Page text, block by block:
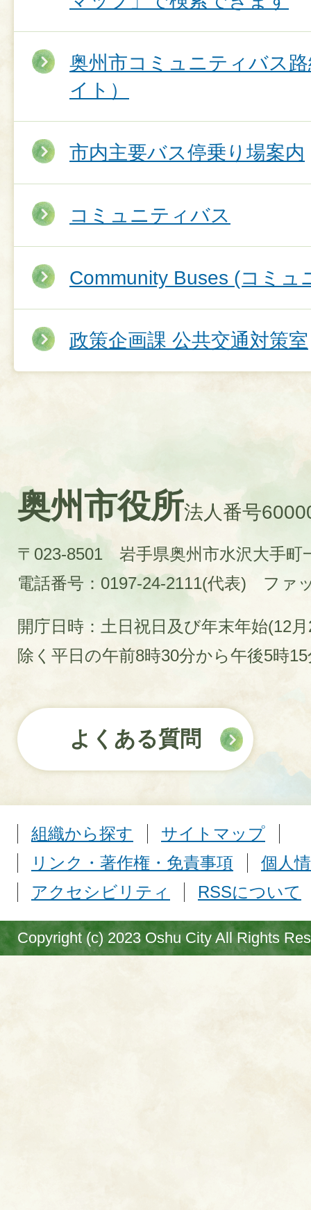
奥州市コミュニティバス
イト）
市内主要バス停乗り場案内
コミュニティバス
Community Buses (コミ
政策企画課 公共交通対策室
奥州市役所法人番号
〒023-8501 岩手県奥州市水沢大手町
電話番号：0197-24-2111(代表)
ファ
開庁日時：土日祝日及び年末年始(12
除く平日の午前8時30分から午後5時
よくある質問
組織から探す
サイトマップ
リンク・著作権・免責事項
個人
アクセシビリティ
RSSについて
Copyright (c) 2023 Oshu City All Rights